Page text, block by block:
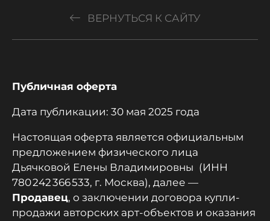
ВЕРНУТЬСЯ К САЙТУ
Публичная оферта
Дата публикации: 30 мая 2025 года
Настоящая оферта является официальным
предложением физического лица
Дьячковой Елены Владимировны (ИНН
780 242 366 533, г. Москва), далее —
Продавец, о заключении договора купли-
продажи авторских арт-объектов и оказания